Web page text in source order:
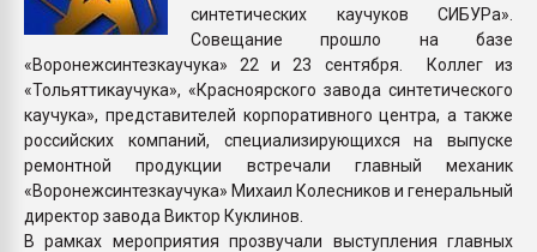
синтетических каучуков СИБУРа».
Совещание прошло на базе
«Воронежсинтезкаучука» 22 и 23 сентября. Коллег из
«Тольяттикаучука», «Красноярского завода синтетического
каучука», представителей корпоративного центра, а также
российских компаний, специализирующихся на выпуске
ремонтной продукции встречали главный механик
«Воронежсинтезкаучука» Михаил Колесников и генеральный
директор завода Виктор Куклинов.
В рамках мероприятия прозвучали выступления главных